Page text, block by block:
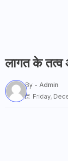
लागत के तत्व
By - Admin
Friday,